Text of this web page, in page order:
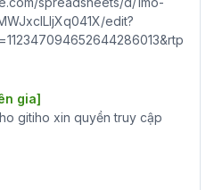
edit?
gia]
gitiho xin quyền truy cập